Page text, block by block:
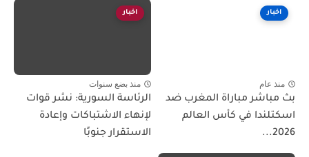
اخبار
منذ عام
بث مباشر مباراة المغرب ضد
اسكتلندا في كأس العالم
2026...
اخبار
منذ بضع سنوات
الرئاسة السورية: نشر قوات
لإنهاء الاشتباكات وإعادة
الاستقرار جنوبًا